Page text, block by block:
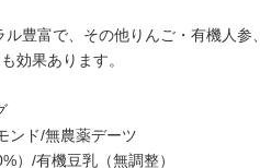
豊富で、その他りんご・有機人参、
効果あります。
ンド/無農薬デーツ
）/有機豆乳（無調整）